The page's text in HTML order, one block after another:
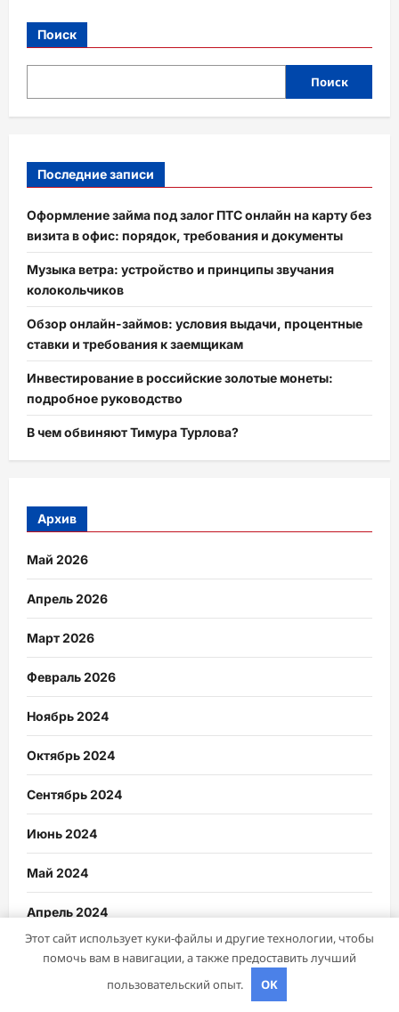
Поиск
Поиск
Последние записи
Оформление займа под залог ПТС онлайн на карту без
визита в офис: порядок, требования и документы
Музыка ветра: устройство и принципы звучания
колокольчиков
Обзор онлайн-займов: условия выдачи, процентные
ставки и требования к заемщикам
Инвестирование в российские золотые монеты:
подробное руководство
В чем обвиняют Тимура Турлова?
Архив
Май 2026
Апрель 2026
Март 2026
Февраль 2026
Ноябрь 2024
Октябрь 2024
Сентябрь 2024
Июнь 2024
Май 2024
Апрель 2024
Февраль 2024
Этот сайт использует куки-файлы и другие технологии, чтобы
помочь вам в навигации, а также предоставить лучший
пользовательский опыт.
OK